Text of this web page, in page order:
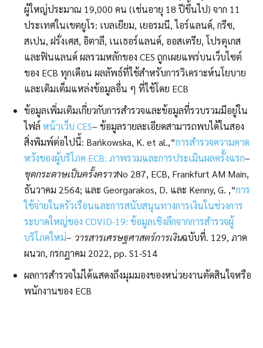
ผู้ใหญ่ประมาณ 19,000 คน (เช่นอายุ 18 ปีขึ้นไป) จาก 11
ประเทศในเขตยูโร: เบลเยียม, เยอรมนี, ไอร์แลนด์, กรีซ,
สเปน, ฝรั่งเศส, อิตาลี, เนเธอร์แลนด์, ออสเตรีย, โปรตุเกส
และฟินแลนด์ ผลรวมหลักของ CES ถูกเผยแพร่บนเว็บไซต์
ของ ECB ทุกเดือน ผลลัพธ์ที่ใช้สำหรับการวิเคราะห์นโยบาย
และเติมเต็มแหล่งข้อมูลอื่น ๆ ที่ใช้โดย ECB
ข้อมูลเพิ่มเติมเกี่ยวกับการสำรวจและข้อมูลที่รวบรวมมีอยู่ใน
ไฟล์ หน้าเว็บ CES– ข้อมูลรายละเอียดสามารถพบได้ในสอง
สิ่งพิมพ์ต่อไปนี้: Bańkowska, K. et al.,“การสำรวจความคาด
หวังของผู้บริโภค ECB: ภาพรวมและการประเมินผลครั้งแรก–
ชุดกระดาษเป็นครั้งคราวNo 287, ECB, Frankfurt AM Main,
ธันวาคม 2564; และ Georgarakos, D. และ Kenny, G. ,“การ
ใช้จ่ายในครัวเรือนและการสนับสนุนทางการเงินในช่วงการ
ระบาดใหญ่ของ COVID-19: ข้อมูลเชิงลึกจากการสำรวจผู้
บริโภคใหม่– วารสารเศรษฐศาสตร์การเงินฉบับที่. 129, ภาค
ผนวก, กรกฎาคม 2022, pp. S1-S14
ผลการสำรวจไม่ได้แสดงถึงมุมมองของหน่วยงานตัดสินใจหรือ
พนักงานของ ECB